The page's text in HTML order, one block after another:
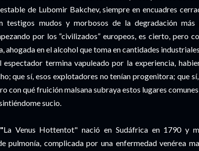
de Lubomir Bakchev, siempre en encuadres
testigos mudos y morbosos de la degradación
por los “civilizados” europeos, es cierto, pero
ahogada en el alcohol que toma en cantidades
espectador termina vapuleado por la experiencia,
que sí, esos explotadores no tenían progenitora; que
con qué fruición malsana subraya estos lugares
sucio.
La Venus Hottentot" nació en Sudáfrica en 1790 y
pulmonía, complicada por una enfermedad venérea